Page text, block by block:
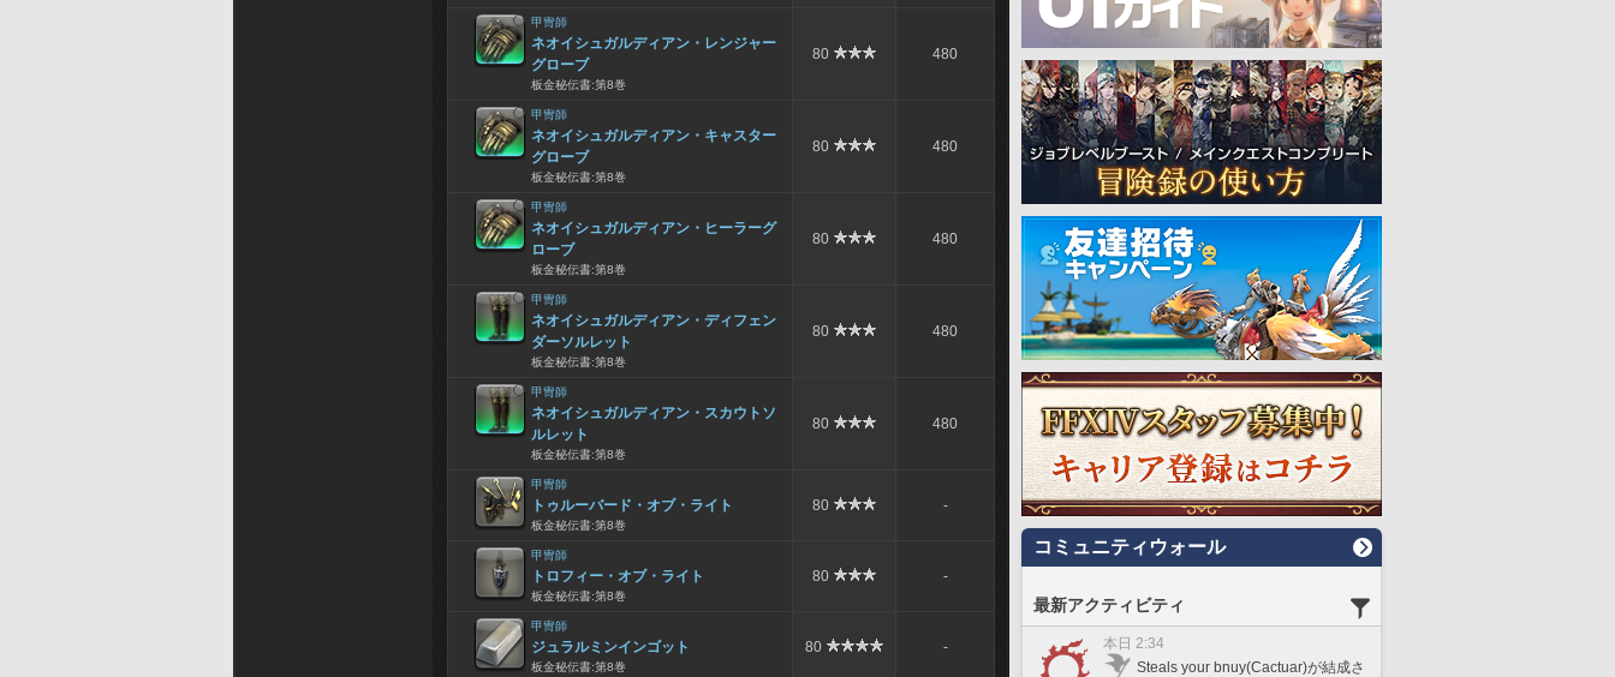
甲冑師
ネオイシュガルディアン・レンジャー
グローブ
板金秘伝書:第8巻
80 480
甲冑師
ネオイシュガルディアン・キャスター
グローブ
板金秘伝書:第8巻
80 480
甲冑師
ネオイシュガルディアン・ヒーラーグ
ローブ
板金秘伝書:第8巻
80 480
甲冑師
ネオイシュガルディアン・ディフェン
ダーソルレット
板金秘伝書:第8巻
80 480
甲冑師
ネオイシュガルディアン・スカウトソ
ルレット
板金秘伝書:第8巻
80 480
甲冑師
トゥルーバード・オブ・ライト
板金秘伝書:第8巻
80 -
甲冑師
トロフィー・オブ・ライト
板金秘伝書:第8巻
80 -
甲冑師
ジュラルミンインゴット
板金秘伝書:第8巻
80 -
コミュニティウォール
最新アクティビティ
本日 2:34
Steals your bnuy(Cactuar)が結成さ